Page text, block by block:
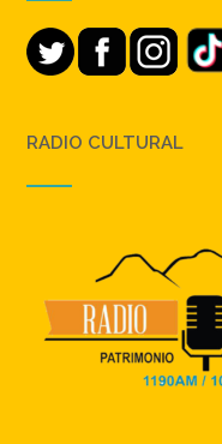
RADIO CULTURAL